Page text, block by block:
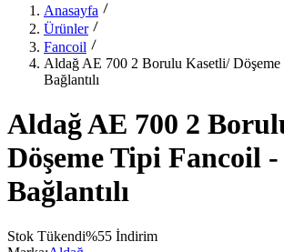
Anasayfa
Ürünler
Fancoil
Aldağ AE 700 2 Borulu Kasetli/
Bağlantılı
Aldağ AE 700 2
Döşeme Tipi Fancoil -
Bağlantılı
Stok Tükendi%55 İndirim